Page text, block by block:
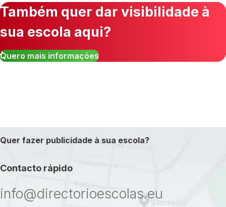
Também quer dar visibilidade à
sua escola aqui?
Quero mais informações
Quer fazer publicidade à sua escola?
Contacto rápido
info@directorioescolas.eu